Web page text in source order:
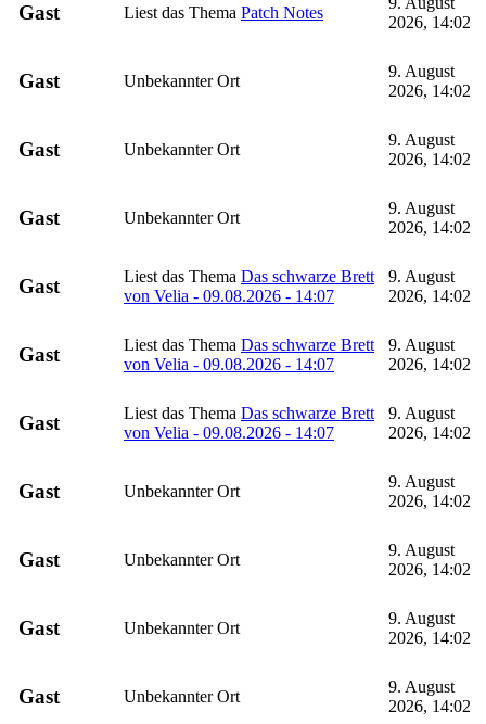
Gast Liest das Thema Patch Notes
2026, 14:02
Gast Unbekannter Ort
9. August
2026, 14:02
Gast Unbekannter Ort
9. August
2026, 14:02
Gast Unbekannter Ort
9. August
2026, 14:02
Gast Liest das Thema Das schwarze Brett
von Velia - 09.08.2026 - 14:07
9. August
2026, 14:02
Gast Liest das Thema Das schwarze Brett
von Velia - 09.08.2026 - 14:07
9. August
2026, 14:02
Gast Liest das Thema Das schwarze Brett
von Velia - 09.08.2026 - 14:07
9. August
2026, 14:02
Gast Unbekannter Ort
9. August
2026, 14:02
Gast Unbekannter Ort
9. August
2026, 14:02
Gast Unbekannter Ort
9. August
2026, 14:02
Gast Unbekannter Ort
9. August
2026, 14:02